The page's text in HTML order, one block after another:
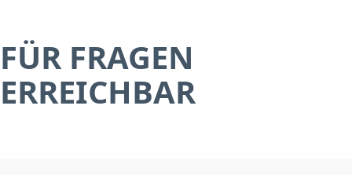
FÜR FRAGEN
ERREICHBAR